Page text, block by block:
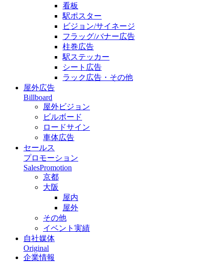
看板
駅ポスター
ビジョン/サイネージ
フラッグ/バナー広告
柱巻広告
駅ステッカー
シート広告
ラック広告・その他
屋外広告
Billboard
屋外ビジョン
ビルボード
ロードサイン
車体広告
セールス
プロモーション
SalesPromotion
京都
大阪
屋内
屋外
その他
イベント実績
自社媒体
Original
企業情報